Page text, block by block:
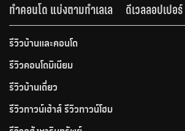
ทำคอนโด แบ่งตามทำเลเล
ดีเวลลอปเปอร์
รีวิวบ้านและคอนโด
รีวิวคอนโดมิเนียม
รีวิวบ้านเดี่ยว
รีวิวทาวน์เฮ้าส์ รีวิวทาวน์โฮม